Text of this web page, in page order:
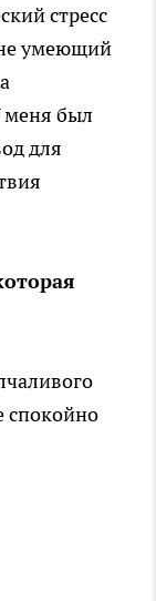
стресс
умеющий
меня был
для
спокойно